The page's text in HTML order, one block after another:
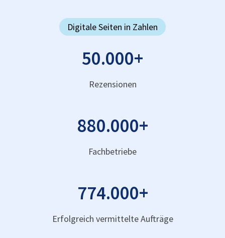
Digitale Seiten in Zahlen
50.000+
Rezensionen
880.000+
Fachbetriebe
774.000+
Erfolgreich vermittelte Aufträge